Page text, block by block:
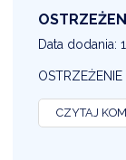
Data dodania:
CZYTAJ